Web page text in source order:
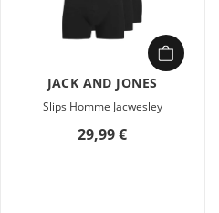
JACK AND JONES
Slips Homme Jacwesley
29,99 €